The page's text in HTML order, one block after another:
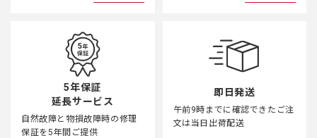
5年保証
延長サービス
自然故障と物損故障時の修理
保証を5年間ご提供
即日発送
午前9時までに確認できたご注
文は当日出荷配送